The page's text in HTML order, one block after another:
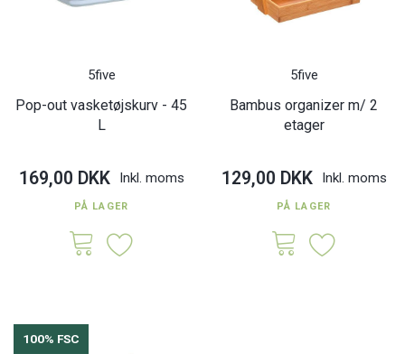
5five
Pop-out vasketøjskurv - 45
L
169,00 DKK Inkl. moms
PÅ LAGER
5five
Bambus organizer m/ 2
etager
129,00 DKK Inkl. moms
PÅ LAGER
100% FSC